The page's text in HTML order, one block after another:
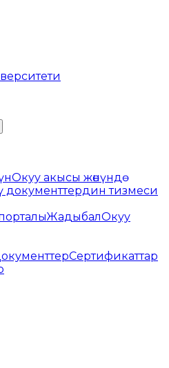
Окуу акысы жөнүндө
документтердин тизмеси
ЖадыбалОкуу
Сертификаттар